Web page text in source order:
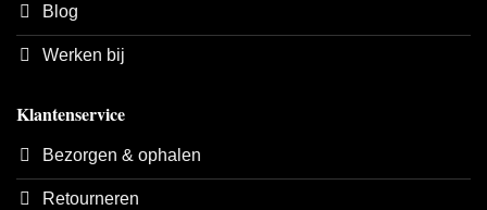
Blog
Werken bij
Klantenservice
Bezorgen & ophalen
Retourneren